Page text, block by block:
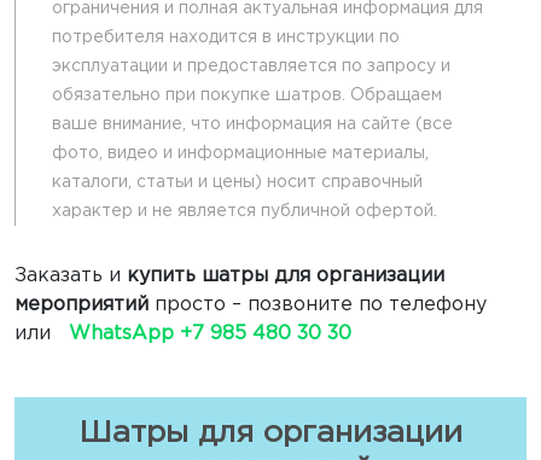
ограничения и полная актуальная информация для
потребителя находится в инструкции по
эксплуатации и предоставляется по запросу и
обязательно при покупке шатров. Обращаем
ваше внимание, что информация на сайте (все
фото, видео и информационные материалы,
каталоги, статьи и цены) носит справочный
характер и не является публичной офертой.
Заказать и купить шатры для организации
мероприятий просто – позвоните по телефону
или
WhatsApp +7 985 480 30 30
Шатры для организации